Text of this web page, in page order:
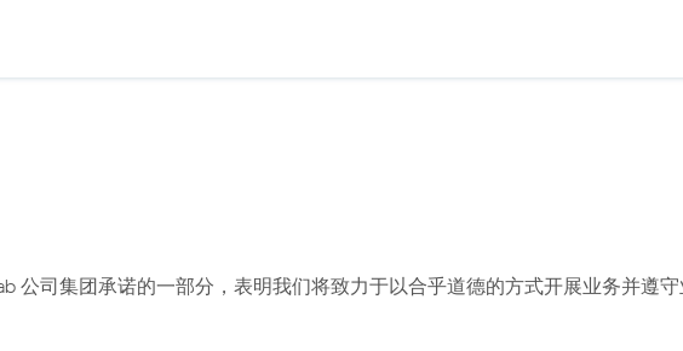
公司集团承诺的一部分，表明我们将致力于以合乎道德的方式开展业务并遵